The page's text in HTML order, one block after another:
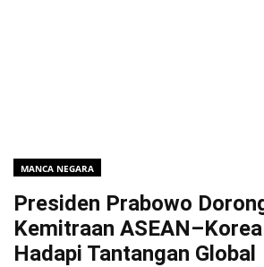
MANCA NEGARA
Presiden Prabowo
Kemitraan
Hadapi Tantangan Global